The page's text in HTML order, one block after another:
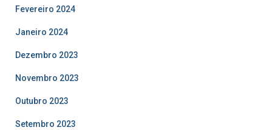
Fevereiro 2024
Janeiro 2024
Dezembro 2023
Novembro 2023
Outubro 2023
Setembro 2023